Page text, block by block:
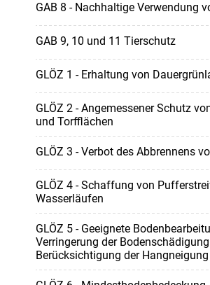
GAB 8 - Nachhaltige Verwendung
GAB 9, 10 und 11 Tierschutz
GLÖZ 1 - Erhaltung von
GLÖZ 2 - Angemessener Schutz
und Torfflächen
GLÖZ 3 - Verbot des Abbrennens
GLÖZ 4 - Schaffung von
Wasserläufen
GLÖZ 5 - Geeignete
Verringerung der
Berücksichtigung der Hangneigung